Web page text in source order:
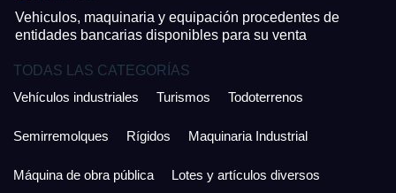
Vehiculos, maquinaria y equipación procedentes de
entidades bancarias disponibles para su venta
TODAS LAS CATEGORÍAS
Vehículos industriales
Turismos Todoterrenos
Semirremolques Rígidos Maquinaria Industrial
Máquina de obra pública Lotes y artículos diversos